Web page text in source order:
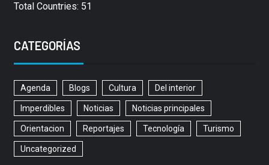
Total Countries: 51
CATEGORÍAS
Agenda Blogs Cultura Del interior
Imperdibles Noticias Noticias principales
Orientacion Reportajes Tecnología Turismo
Uncategorized